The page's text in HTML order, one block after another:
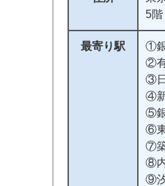
5階
最寄り駅
①
②
③
④
⑤
⑥
⑦
⑧
⑨